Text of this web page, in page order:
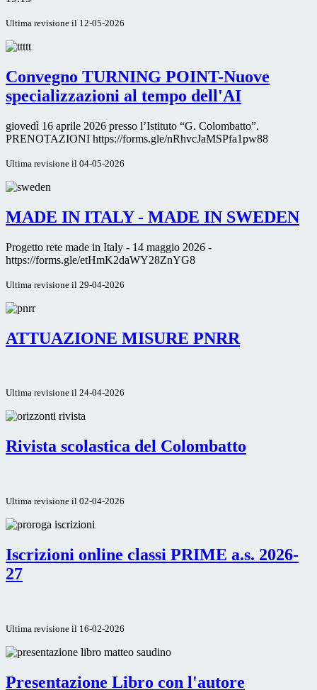
Ultima revisione il 12-05-2026
Convegno TURNING POINT-Nuove
specializzazioni al tempo dell'AI
giovedì 16 aprile 2026 presso l’Istituto “G. Colombatto”.
PRENOTAZIONI https://forms.gle/nRhvcJaMSPfa1pw88
Ultima revisione il 04-05-2026
MADE IN ITALY - MADE IN SWEDEN
Progetto rete made in Italy - 14 maggio 2026 -
https://forms.gle/etHmK2daWY28ZnYG8
Ultima revisione il 29-04-2026
ATTUAZIONE MISURE PNRR
Ultima revisione il 24-04-2026
Rivista scolastica del Colombatto
Ultima revisione il 02-04-2026
Iscrizioni online classi PRIME a.s. 2026-
27
Ultima revisione il 16-02-2026
Presentazione Libro con l'autore